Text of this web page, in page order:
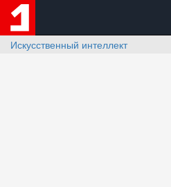
Искусственный интеллект